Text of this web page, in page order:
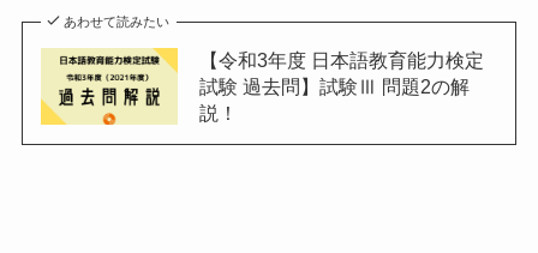
あわせて読みたい
【令和3年度 日本語教育能力検定
試験 過去問】試験Ⅲ 問題2の解
説！